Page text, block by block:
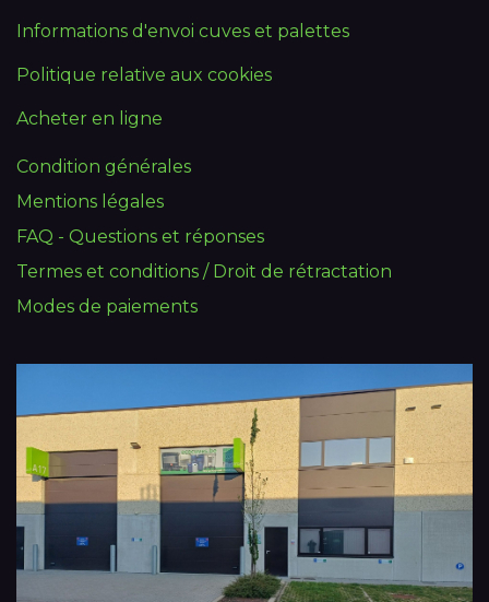
Informations d'envoi cuves et palettes
Politique relative aux cookies
Acheter en ligne
Condition générales
Mentions légales
FAQ - Questions et réponses
Termes et conditions / Droit de rétractation
Modes de paiements